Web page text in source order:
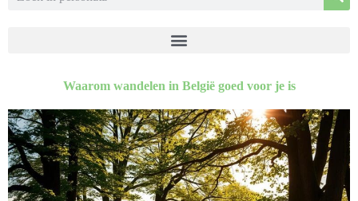
Waarom wandelen in België goed voor je is